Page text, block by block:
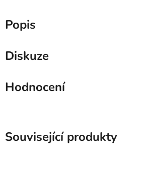
Popis
Diskuze
Hodnocení
Související produkty